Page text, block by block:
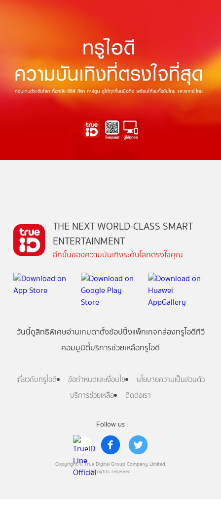
Follow us
Copyright © True Digital Group Company Limited.
All rights reserved
THE NEXT WORLD-CLASS SMART
ENTERTAINMENT
อีกขั้นของความบันเทิงระดับโลกตรงใจคุณ
วันนี้ดูสิทธิพิเศษอ่านเกมตาตั้งช้อปปิ้งแพ็กเกจกล่องทรูไอดีทีวี
คอมมูนิตี้บริการช่วยเหลือทรูไอดี
เกี่ยวกับทรูไอดี ข้อกำหนดและเงื่อนไข
นโยบายความเป็นส่วนตัว
บริการช่วยเหลือ
ติดต่อเรา